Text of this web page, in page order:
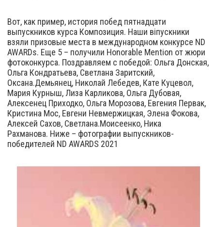
Вот, как пример, история побед пятнадцати
выпускников курса Композиция. Наши віпускники
взяли призовые места в международном конкурсе ND
AWARDs. Еще 5 – получили Honorable Mention от жюри
фотоконкурса. Поздравляем с победой: Ольга Донская,
Ольга Кондратьева, Светлана Заритский,
Оксана.Демьянец, Николай Лебедев, Кате Куцевол,
Мария Курныш, Лиза Карликова, Ольга Дубовая,
Алексенец Приходко, Ольга Морозова, Евгения Первак,
Кристина Мос, Евгени Невмержицкая, Элена Фокова,
Алексей Сахов, Светлана.Моисеенко, Ника
Рахманова. Ниже – фотографии выпускников-
победителей ND AWARDS 2021